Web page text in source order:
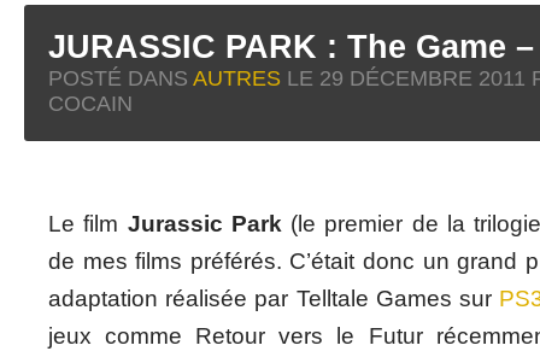
JURASSIC PARK : The Game
POSTÉ DANS AUTRES LE 29 DÉCEMBRE 2011
COCAIN
Le film Jurassic Park (le premier de la
de mes films préférés. C’était donc un grand
adaptation réalisée par Telltale Games sur
jeux comme Retour vers le Futur